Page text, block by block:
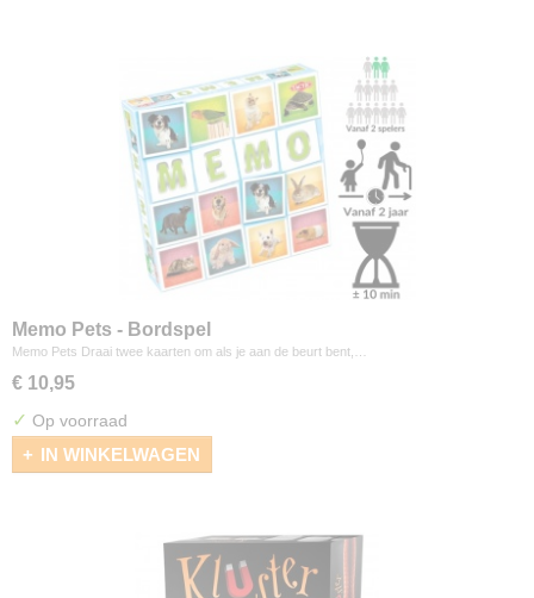
Memo Pets - Bordspel
Memo Pets Draai twee kaarten om als je aan de beurt bent,…
€ 10,95
✓ Op voorraad
IN WINKELWAGEN